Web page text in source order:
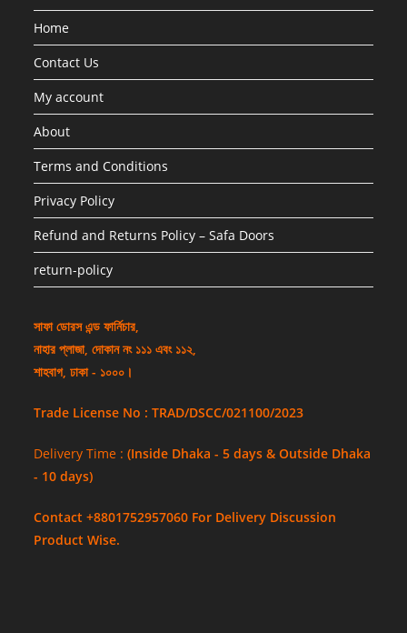
Home
Contact Us
My account
About
Terms and Conditions
Privacy Policy
Refund and Returns Policy – Safa Doors
return-policy
সাফা ডোরস এন্ড ফার্নিচার,
নাহার প্লাজা, দোকান নং ১১১ এবং ১১২,
শাহবাগ, ঢাকা - ১০০০।
Trade License No : TRAD/DSCC/021100/2023
Delivery Time :(Inside Dhaka - 5 days & Outside Dhaka
- 10 days)
Contact +8801752957060 For Delivery Discussion
Product Wise.